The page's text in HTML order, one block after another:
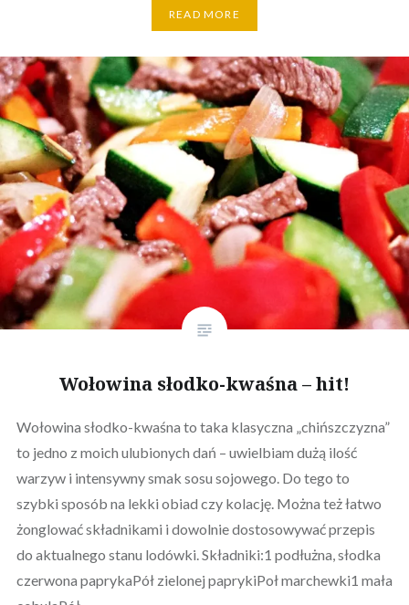
READ MORE
Wołowina słodko-kwaśna – hit!
Wołowina słodko-kwaśna to taka klasyczna „chińszczyzna”
to jedno z moich ulubionych dań – uwielbiam dużą ilość
warzyw i intensywny smak sosu sojowego. Do tego to
szybki sposób na lekki obiad czy kolację. Można też łatwo
żonglować składnikami i dowolnie dostosowywać przepis
do aktualnego stanu lodówki. Składniki:1 podłużna, słodka
czerwona paprykaPół zielonej paprykiPoł marchewki1 mała